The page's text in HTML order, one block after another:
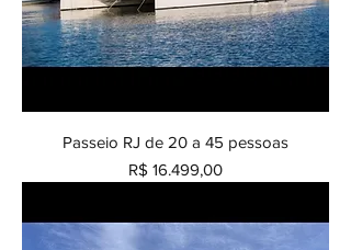
Passeio RJ de 20 a 45 pessoas
Preço
R$ 16.499,00